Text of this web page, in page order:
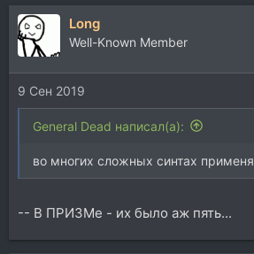
Long
Well-Known Member
9 Сен 2019
General Dead написал(а):
во многих сложных синтах
-- В ПРИЗМе - их было аж пять...